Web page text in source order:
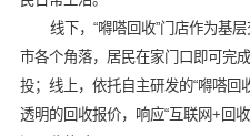
线下，“嘚嗒回收”门店作为基
市各个角落，居民在家门口即可完
投；线上，依托自主研发的“嘚嗒回
透明的回收报价，响应“互联网+回